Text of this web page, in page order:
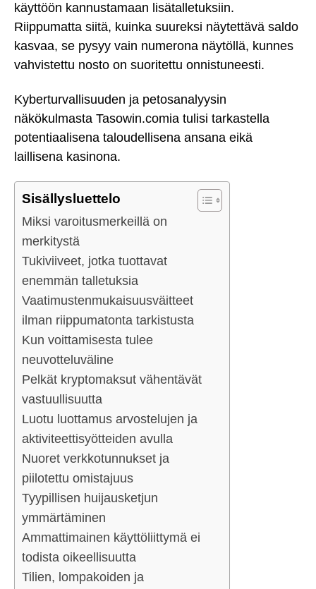
käyttöön kannustamaan lisätalletuksiin.
Riippumatta siitä, kuinka suureksi näytettävä saldo
kasvaa, se pysyy vain numerona näytöllä, kunnes
vahvistettu nosto on suoritettu onnistuneesti.
Kyberturvallisuuden ja petosanalyysin
näkökulmasta Tasowin.comia tulisi tarkastella
potentiaalisena taloudellisena ansana eikä
laillisena kasinona.
Sisällysluettelo
Miksi varoitusmerkeillä on
merkitystä
Tukiviiveet, jotka tuottavat
enemmän talletuksia
Vaatimustenmukaisuusväitteet
ilman riippumatonta tarkistusta
Kun voittamisesta tulee
neuvotteluväline
Pelkät kryptomaksut vähentävät
vastuullisuutta
Luotu luottamus arvostelujen ja
aktiviteettisyötteiden avulla
Nuoret verkkotunnukset ja
piilotettu omistajuus
Tyypillisen huijausketjun
ymmärtäminen
Ammattimainen käyttöliittymä ei
todista oikeellisuutta
Tilien, lompakoiden ja